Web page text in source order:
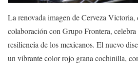
La renovada imagen de Cerveza Victoria,
colaboración con Grupo Frontera,
resiliencia de los mexicanos. El nuevo
un vibrante color rojo grana cochinilla,